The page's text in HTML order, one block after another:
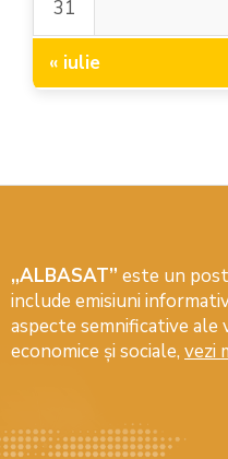
31
« iulie
„ALBASAT” este un
include emisiuni
aspecte semnificative
economice şi sociale, vezi